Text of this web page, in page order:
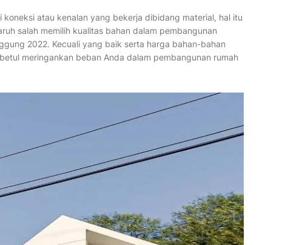
koneksi atau kenalan yang bekerja dibidang material, hal itu
salah memilih kualitas bahan dalam pembangunan
2022. Kecuali yang baik serta harga bahan-bahan
meringankan beban Anda dalam pembangunan rumah